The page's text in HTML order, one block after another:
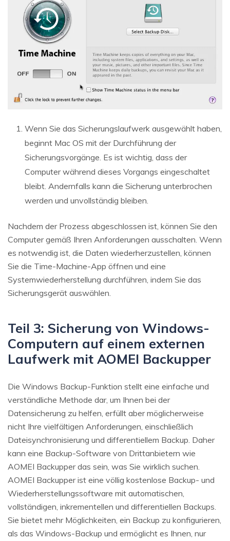
Wenn Sie das Sicherungslaufwerk ausgewählt haben,
beginnt Mac OS mit der Durchführung der
Sicherungsvorgänge. Es ist wichtig, dass der
Computer während dieses Vorgangs eingeschaltet
bleibt. Andernfalls kann die Sicherung unterbrochen
werden und unvollständig bleiben.
Nachdem der Prozess abgeschlossen ist, können Sie den
Computer gemäß Ihren Anforderungen ausschalten. Wenn
es notwendig ist, die Daten wiederherzustellen, können
Sie die Time-Machine-App öffnen und eine
Systemwiederherstellung durchführen, indem Sie das
Sicherungsgerät auswählen.
Teil 3: Sicherung von Windows-
Computern auf einem externen
Laufwerk mit AOMEI Backupper
Die Windows Backup-Funktion stellt eine einfache und
verständliche Methode dar, um Ihnen bei der
Datensicherung zu helfen, erfüllt aber möglicherweise
nicht Ihre vielfältigen Anforderungen, einschließlich
Dateisynchronisierung und differentiellem Backup. Daher
kann eine Backup-Software von Drittanbietern wie
AOMEI Backupper das sein, was Sie wirklich suchen.
AOMEI Backupper ist eine völlig kostenlose Backup- und
Wiederherstellungssoftware mit automatischen,
vollständigen, inkrementellen und differentiellen Backups.
Sie bietet mehr Möglichkeiten, ein Backup zu konfigurieren,
als das Windows-Backup und ermöglicht es Ihnen, nur